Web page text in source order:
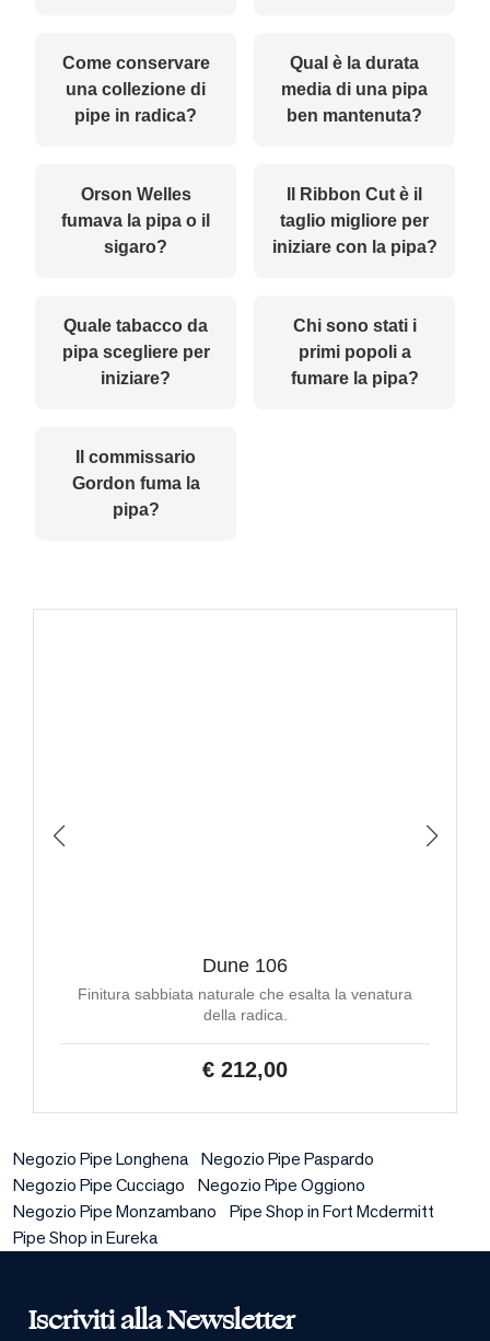
Come conservare
una collezione di
pipe in radica?
Qual è la durata
media di una pipa
ben mantenuta?
Orson Welles
fumava la pipa o il
sigaro?
Il Ribbon Cut è il
taglio migliore per
iniziare con la pipa?
Quale tabacco da
pipa scegliere per
iniziare?
Chi sono stati i
primi popoli a
fumare la pipa?
Il commissario
Gordon fuma la
pipa?
Dune 106
Finitura sabbiata naturale che esalta la venatura
della radica.
€ 212,00
Negozio Pipe Longhena Negozio Pipe Paspardo
Negozio Pipe Cucciago
Negozio Pipe Oggiono
Negozio Pipe Monzambano
Pipe Shop in Fort Mcdermitt
Pipe Shop in Eureka
Iscriviti alla Newsletter